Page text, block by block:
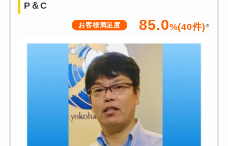
P＆C
お客様満足度 85.0%(40件) ※